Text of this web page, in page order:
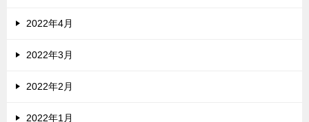
2022年4月
2022年3月
2022年2月
2022年1月